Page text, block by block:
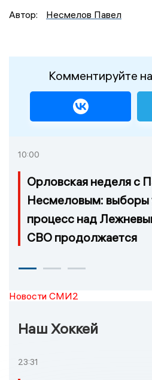
Автор:
Несмелов Павел
Комментируйте
10:00
Орловская неделя с
Несмеловым: выборы
процесс над
СВО продолжается
Новости СМИ2
Наш Хоккей
23:31